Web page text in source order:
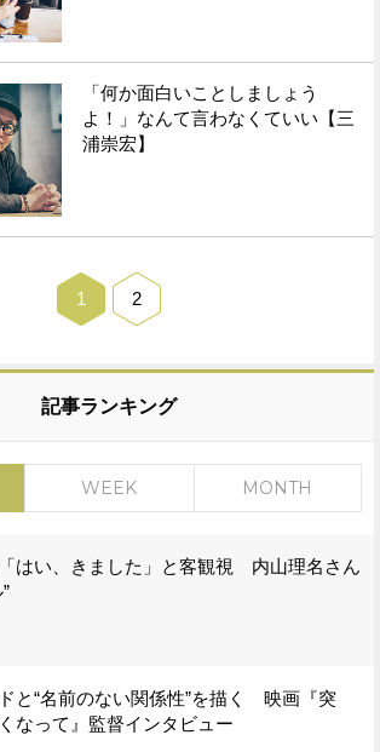
「何か面白いことしましょう
よ！」なんて言わなくていい【三
浦崇宏】
1 2
記事ランキング
WEEK MONTH
はい、きました」と客観視 内山理名さん
と“名前のない関係性”を描く 映画『突
なって』監督インタビュー